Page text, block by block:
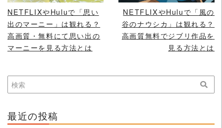
NETFLIXやHuluで「思い
出のマーニー」は観れる？
高画質・無料にて思い出の
マーニーを見る方法とは
NETFLIXやHuluで「風の
谷のナウシカ」は観れる？
高画質無料でジブリ作品を
見る方法とは
最近の投稿